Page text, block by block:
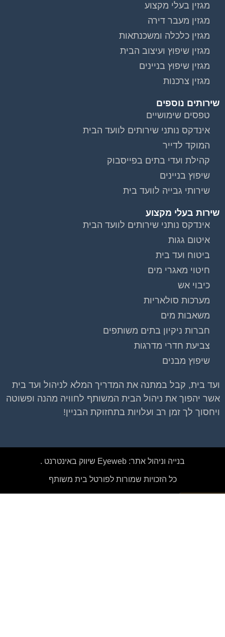
מגזין בעלי מקצוע
מגזין מעבר דירה
מגזין כלכלה ומשכנתאות
מגזין שיפוץ ועיצוב הבית
מגזין שיפוץ בניינים
מגזין צרכנות
שירותים נוספים
טפסים שימושיים
אינדקס נותני שירותים לוועד הבית
המוקד לדייר
קהילת ועדי בתים בפייסבוק
שיפוץ בניינים
שירותי גבייה לוועד בית
שירות בעלי מקצוע
אינדקס נותני שירותים לוועד הבית
איטום גגות
ביטוח ועד בית
חיטוי מאגרי מים
כיבוי אש
מערכות סולאריות
משאבות מים
חברות ניקיון בתים משותפים
צביעת חדרי מדרגות
שיפוץ מבנים
ועד בית, קבל במתנה את המדריך המלא לניהול ועד בית
אשר יהפוך את ניהול הבית המשותף לחוויה מהנה ופשוטה
ויחסוך לך זמן רב ועלויות בתחזוקת הבניין!
בנייה וניהול אתר: Eyeweb שיווק באינטרנט .
כל הזכויות שמורות לפורטל בית משותף
וועדי בתים ודיירים
הצטרפו עכשיו לקבוצת
הפייסבוק הגדולה
בישראל הנותנת מענה
לבעיות הדיור בבית
המשותף!!!
להצטרפות לחצו על התמונה או על הכפתור ושלחו בקשת
לחץ למעבר לקבוצה